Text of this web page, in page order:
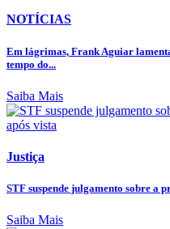
NOTÍCIAS
Em lágrimas, Frank Aguiar
tempo do...
Saiba Mais
Justiça
STF suspende julgamento sobre a
Saiba Mais